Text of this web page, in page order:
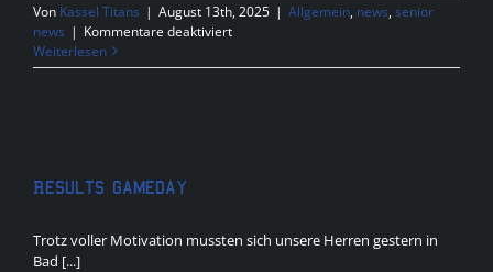
Von Kassel Titans | August 13th, 2025 | Allgemein, news, senior
news | Kommentare deaktiviertfür
Gameday
Weiterlesen
Results Gameday
Trotz voller Motivation mussten sich unsere Herren gestern in
Bad [...]